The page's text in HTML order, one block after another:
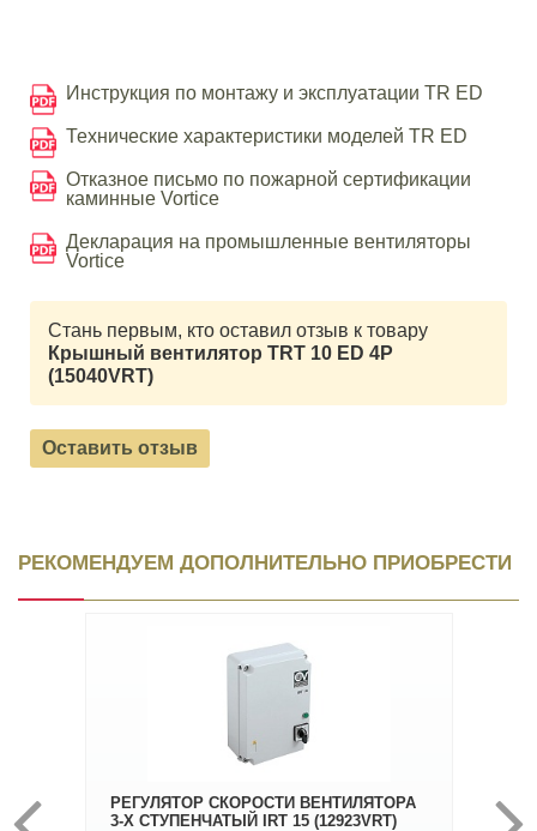
Инструкция по монтажу и эксплуатации TR ED
Технические характеристики моделей TR ED
Отказное письмо по пожарной сертификации
каминные Vortice
Декларация на промышленные вентиляторы
Vortice
Стань первым, кто оставил отзыв к товару
Крышный вентилятор TRT 10 ED 4P
(15040VRT)
Оставить отзыв
РЕКОМЕНДУЕМ ДОПОЛНИТЕЛЬНО ПРИОБРЕСТИ
РЕГУЛЯТОР СКОРОСТИ ВЕНТИЛЯТОРА
3-Х СТУПЕНЧАТЫЙ IRT 15 (12923VRT)